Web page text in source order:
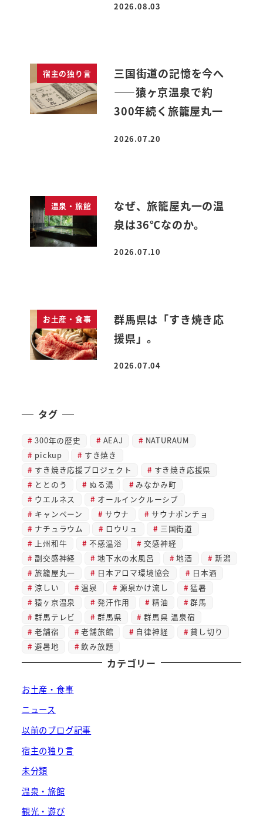
投稿日
2026.08.03
宿主の独り言
三国街道の記憶を今へ
――猿ヶ京温泉で約
300年続く旅籠屋丸一
投稿日
2026.07.20
温泉・旅館
なぜ、旅籠屋丸一の温
泉は36℃なのか。
投稿日
2026.07.10
お土産・食事
群馬県は「すき焼き応
援県」。
投稿日
2026.07.04
タグ
300年の歴史 AEAJ
NATURAUM
pickup
すき焼き
すき焼き応援プロジェクト
すき焼き応援県
ととのう
ぬる湯
みなかみ町
ウエルネス
オールインクルーシブ
キャンペーン
サウナ
サウナポンチョ
ナチュラウム
ロウリュ
三国街道
上州和牛
不感温浴
交感神経
副交感神経
地下水の水風呂 地酒
新潟
旅籠屋丸一
日本アロマ環境協会
日本酒
涼しい
温泉 源泉かけ流し
猛暑
猿ヶ京温泉
発汗作用 精油
群馬
群馬テレビ
群馬県
群馬県 温泉宿
老舗宿
老舗旅館 自律神経
貸し切り
避暑地
飲み放題
カテゴリー
お土産・食事
ニュース
以前のブログ記事
宿主の独り言
未分類
温泉・旅館
観光・遊び